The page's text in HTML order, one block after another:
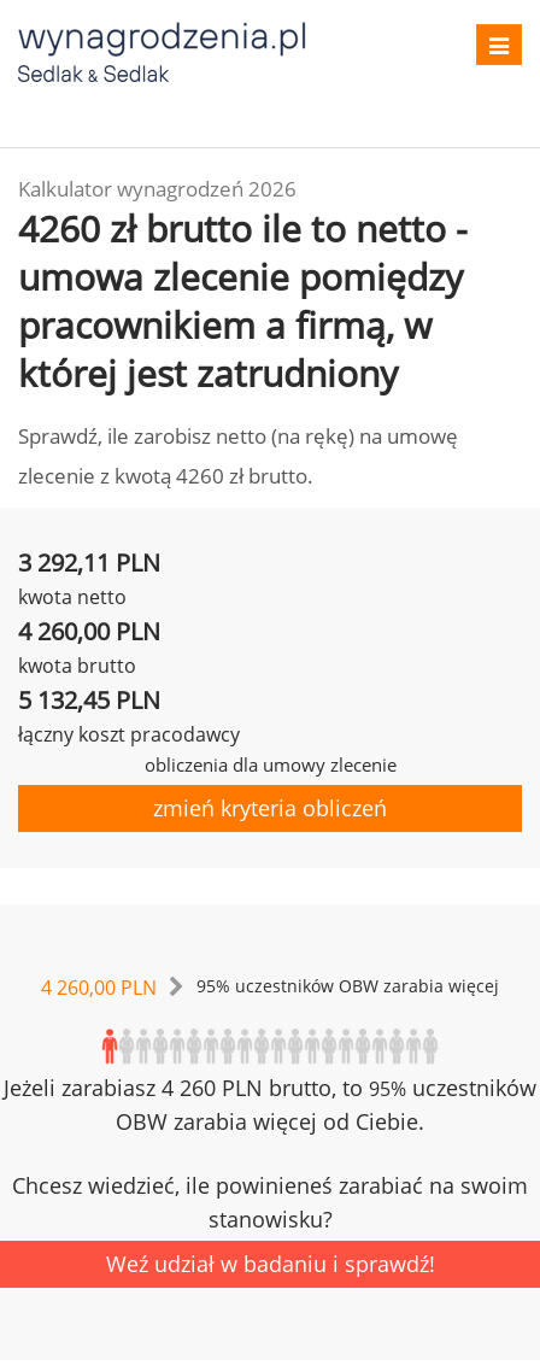
Kalkulator wynagrodzeń 2026
4260 zł brutto ile to netto -
umowa zlecenie pomiędzy
pracownikiem a firmą, w
której jest zatrudniony
Sprawdź, ile zarobisz netto (na rękę) na umowę
zlecenie z kwotą 4260 zł brutto.
3 292,11 PLN
kwota netto
4 260,00 PLN
kwota brutto
5 132,45 PLN
łączny koszt pracodawcy
obliczenia dla umowy zlecenie
zmień kryteria obliczeń
4 260,00 PLN 95% uczestników OBW zarabia więcej
Jeżeli zarabiasz 4 260 PLN brutto, to 95% uczestników
OBW zarabia więcej od Ciebie.
Chcesz wiedzieć, ile powinieneś zarabiać na swoim
stanowisku?
Weź udział w badaniu i sprawdź!